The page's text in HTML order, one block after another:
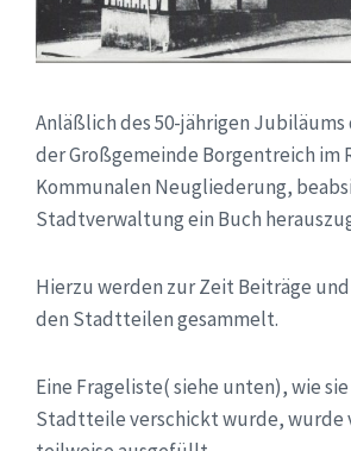
Anläßlich des 50-jährigen Jubiläums
der Großgemeinde Borgentreich im
Kommunalen Neugliederung,
Stadtverwaltung ein Buch
Hierzu werden zur Zeit Beiträge
den Stadtteilen gesammelt.
Eine Frageliste( siehe unten), wie
Stadtteile verschickt wurde, wurde